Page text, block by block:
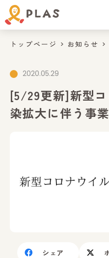
トップページ お知らせ
2020.05.29
[5/29更新]新型
染拡大に伴う事
シェア